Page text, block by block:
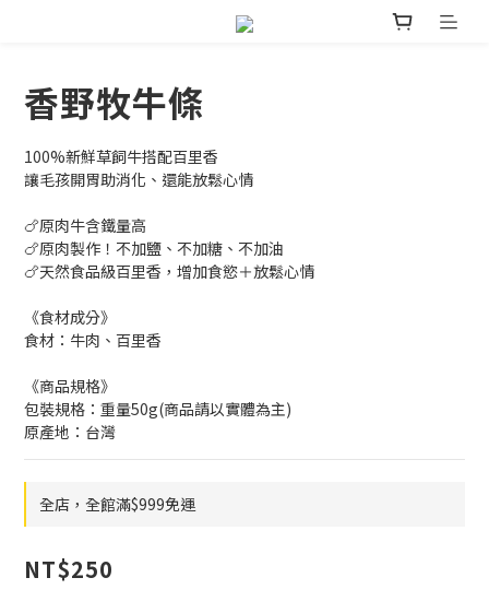
香野牧牛條
100%新鮮草飼牛搭配百里香
讓毛孩開胃助消化、還能放鬆心情
🍗原肉牛含鐵量高
🍗原肉製作！不加鹽、不加糖、不加油
🍗天然食品級百里香，增加食慾＋放鬆心情
《食材成分》
食材：牛肉、百里香
《商品規格》
包裝規格：重量50g(商品請以實體為主)
原產地：台灣
全店，全館滿$999免運
NT$250